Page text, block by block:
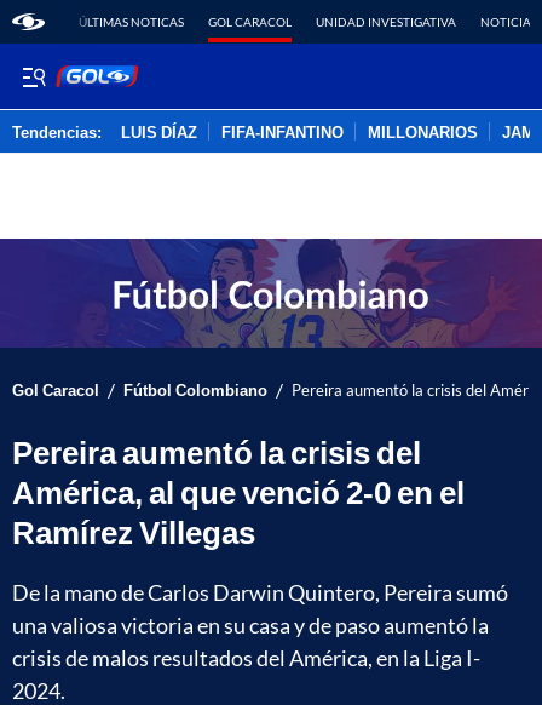
ÚLTIMAS NOTICAS GOL CARACOL UNIDAD INVESTIGATIVA NOTICIAS
Tendencias: LUIS DÍAZ FIFA-INFANTINO MILLONARIOS
Gol Caracol / Fútbol Colombiano / Pereira aumentó la crisis del
Pereira aumentó la crisis del
América, al que venció 2-0 en el
Ramírez Villegas
De la mano de Carlos Darwin Quintero, Pereira sumó
una valiosa victoria en su casa y de paso aumentó la
crisis de malos resultados del América, en la Liga I-
2024.